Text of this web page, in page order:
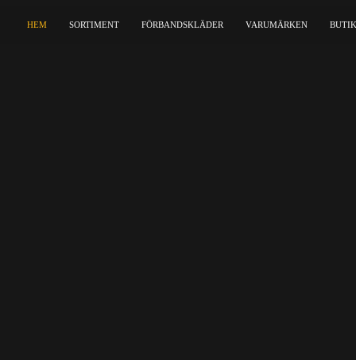
HEM SORTIMENT FÖRBANDSKLÄDER VARUMÄRKEN